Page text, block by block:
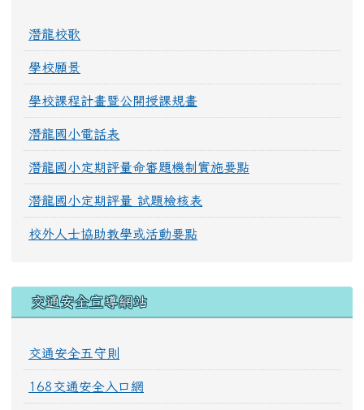
潛龍校歌
學校願景
學校課程計畫暨公開授課規畫
潛龍國小電話表
潛龍國小定期評量命審題機制實施要點
潛龍國小定期評量 試題檢核表
校外人士協助教學或活動要點
交通安全宣導網站
交通安全五守則
168交通安全入口網